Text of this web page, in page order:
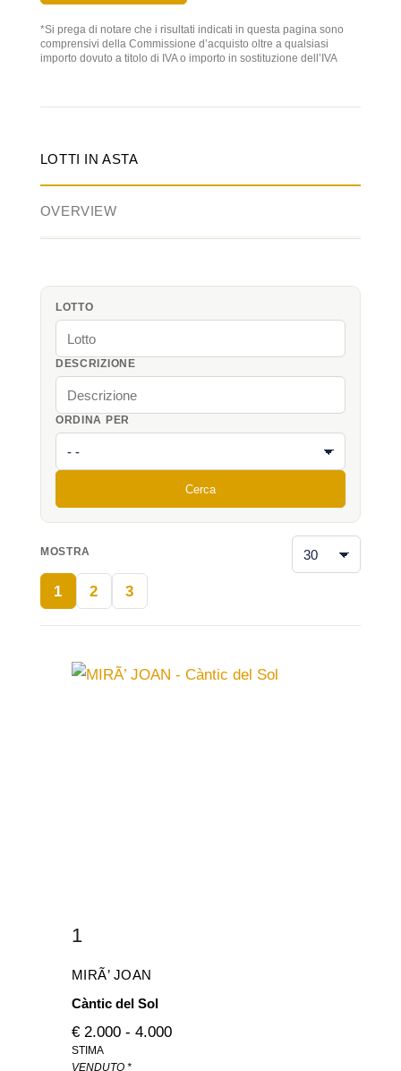
*Si prega di notare che i risultati indicati in questa pagina sono
comprensivi della Commissione d’acquisto oltre a qualsiasi
importo dovuto a titolo di IVA o importo in sostituzione dell’IVA
LOTTI IN ASTA
OVERVIEW
LOTTO
DESCRIZIONE
ORDINA PER
Cerca
MOSTRA
1 2 3
1
MIRÃ’ JOAN
Càntic del Sol
€ 2.000 - 4.000
STIMA
VENDUTO *